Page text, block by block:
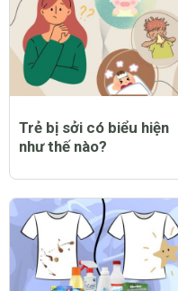
Trẻ bị sởi có biểu hiện
như thế nào?